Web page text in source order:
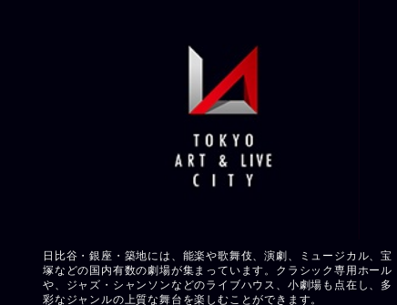
日比谷・銀座・築地には、能楽や歌舞伎、演劇、ミュージカル、宝
塚などの国内有数の劇場が集まっています。クラシック専用ホール
や、ジャズ・シャンソンなどのライブハウス、小劇場も点在し、多
彩なジャンルの上質な舞台を楽しむことができます。